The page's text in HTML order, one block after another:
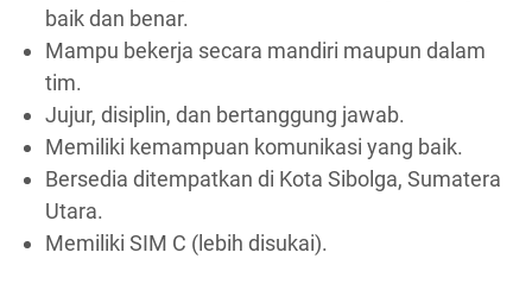
baik dan benar.
Mampu bekerja secara mandiri maupun dalam
tim.
Jujur, disiplin, dan bertanggung jawab.
Memiliki kemampuan komunikasi yang baik.
Bersedia ditempatkan di Kota Sibolga, Sumatera
Utara.
Memiliki SIM C (lebih disukai).